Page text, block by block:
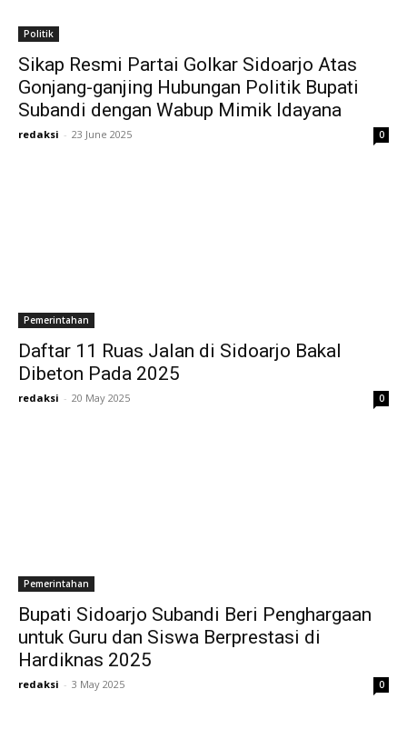
Politik
Sikap Resmi Partai Golkar Sidoarjo Atas
Gonjang-ganjing Hubungan Politik Bupati
Subandi dengan Wabup Mimik Idayana
redaksi - 23 June 2025 0
Pemerintahan
Daftar 11 Ruas Jalan di Sidoarjo Bakal
Dibeton Pada 2025
redaksi - 20 May 2025 0
Pemerintahan
Bupati Sidoarjo Subandi Beri Penghargaan
untuk Guru dan Siswa Berprestasi di
Hardiknas 2025
redaksi - 3 May 2025 0